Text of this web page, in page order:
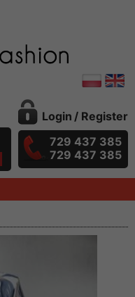
Login / Register
729 437 385
729 437 385